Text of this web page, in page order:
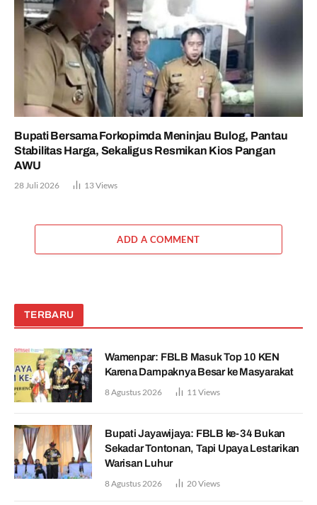
Bupati Bersama Forkopimda Meninjau Bulog, Pantau
Stabilitas Harga, Sekaligus Resmikan Kios Pangan
AWU
28 Juli 2026 13Views
ADD A COMMENT
TERBARU
Wamenpar: FBLB Masuk Top 10 KEN
Karena Dampaknya Besar ke Masyarakat
8 Agustus 2026 11Views
Bupati Jayawijaya: FBLB ke-34 Bukan
Sekadar Tontonan, Tapi Upaya Lestarikan
Warisan Luhur
8 Agustus 2026 20Views